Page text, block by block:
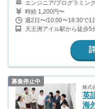
エンジニア/プログラミン
時給 1,200円〜
週2日〜/10:00〜18:30で1
天王洲アイル駅から徒歩5
募集停止中
株式
英
海